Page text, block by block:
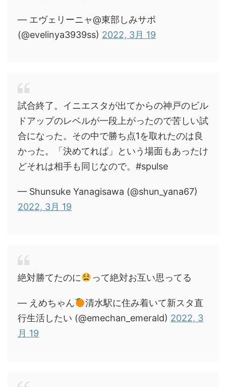
— エヴェリーニャ@東部しみサポ
(@evelinya3939ss) 2022, 3月 19
試合終了。イニエスタが出てからの神戸のビル
ドアップのレベルが一段上がったので苦しい試
合になった。その中で勝ち点1を取れたのは良
かった。「決めてれば」という場面もあったけ
どそれは相手も同じなので。#spulse
— Shunsuke Yanagisawa (@shun_yana67)
2022, 3月 19
絶対勝てたのに って絶対お互い思ってる
— えめちゃん
清水駅に住み着いて新スタ直
行生活したい (@emechan_emerald) 2022, 3
月 19